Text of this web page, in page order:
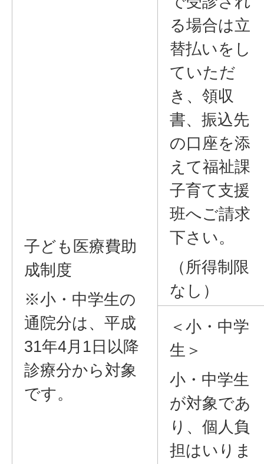
子ども医療費助
成制度
※小・中学生の
通院分は、平成
31年4月1日以降
診療分から対象
です。
る場合は立
替払いをし
ていただ
き、領収
書、振込先
の口座を添
えて福祉課
子育て支援
班へご請求
下さい。
（所得制限
なし）
＜小・中学
生＞
小・中学生
が対象であ
り、個人負
担はいりま